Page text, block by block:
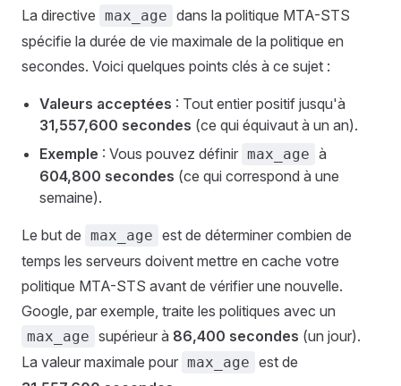
La directive max_age dans la politique MTA-STS
spécifie la durée de vie maximale de la politique en
secondes. Voici quelques points clés à ce sujet :
Valeurs acceptées : Tout entier positif jusqu'à
31,557,600 secondes (ce qui équivaut à un an).
Exemple : Vous pouvez définir max_age à
604,800 secondes (ce qui correspond à une
semaine).
Le but de max_age est de déterminer combien de
temps les serveurs doivent mettre en cache votre
politique MTA-STS avant de vérifier une nouvelle.
Google, par exemple, traite les politiques avec un
max_age supérieur à 86,400 secondes (un jour).
La valeur maximale pour max_age est de